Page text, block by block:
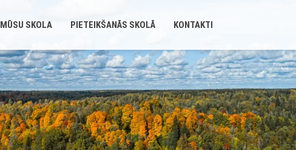
MŪSU SKOLA PIETEIKŠANĀS SKOLĀ KONTAKTI